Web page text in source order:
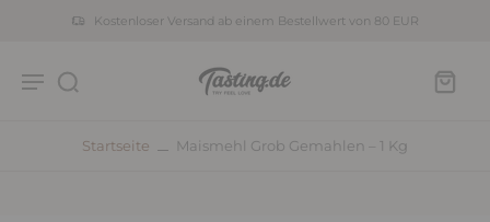
Kostenloser Versand ab einem Bestellwert von 80 EUR
Startseite Maismehl Grob Gemahlen – 1 Kg